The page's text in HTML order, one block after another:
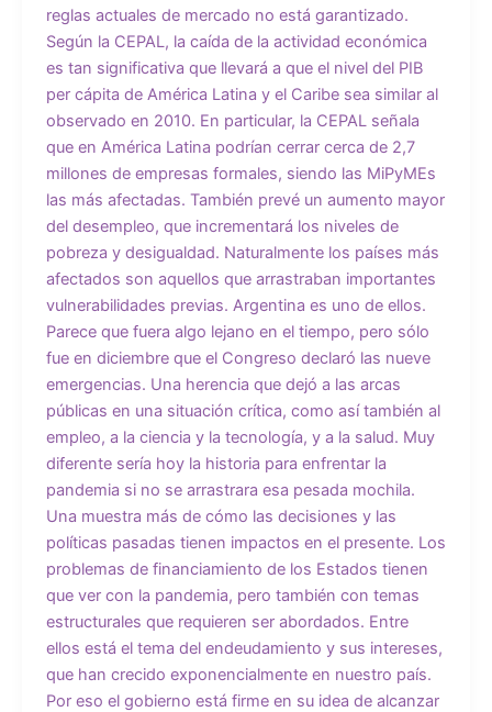
reglas actuales de mercado no está garantizado.
Según la CEPAL, la caída de la actividad económica
es tan significativa que llevará a que el nivel del PIB
per cápita de América Latina y el Caribe sea similar al
observado en 2010. En particular, la CEPAL señala
que en América Latina podrían cerrar cerca de 2,7
millones de empresas formales, siendo las MiPyMEs
las más afectadas. También prevé un aumento mayor
del desempleo, que incrementará los niveles de
pobreza y desigualdad. Naturalmente los países más
afectados son aquellos que arrastraban importantes
vulnerabilidades previas. Argentina es uno de ellos.
Parece que fuera algo lejano en el tiempo, pero sólo
fue en diciembre que el Congreso declaró las nueve
emergencias. Una herencia que dejó a las arcas
públicas en una situación crítica, como así también al
empleo, a la ciencia y la tecnología, y a la salud. Muy
diferente sería hoy la historia para enfrentar la
pandemia si no se arrastrara esa pesada mochila.
Una muestra más de cómo las decisiones y las
políticas pasadas tienen impactos en el presente. Los
problemas de financiamiento de los Estados tienen
que ver con la pandemia, pero también con temas
estructurales que requieren ser abordados. Entre
ellos está el tema del endeudamiento y sus intereses,
que han crecido exponencialmente en nuestro país.
Por eso el gobierno está firme en su idea de alcanzar